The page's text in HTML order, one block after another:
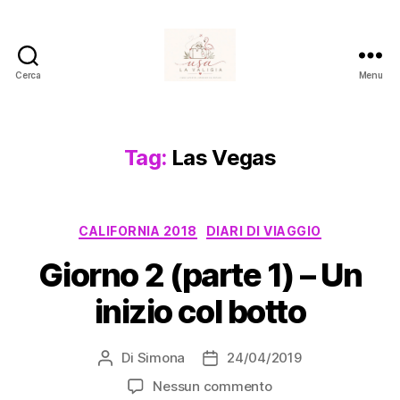
Cerca Menu
Tag: Las Vegas
Categorie
CALIFORNIA 2018 DIARI DI VIAGGIO
Giorno 2 (parte 1) – Un
inizio col botto
Autore
articolo
Di Simona
Data
dell'articolo
24/04/2019
Nessun commentosu